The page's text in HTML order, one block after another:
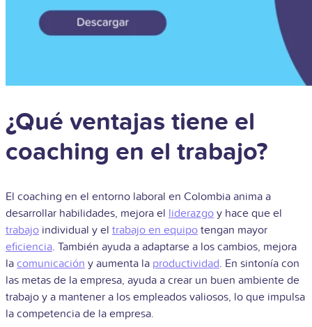
¿Qué ventajas tiene el
coaching en el trabajo?
El coaching en el entorno laboral en Colombia anima a
desarrollar habilidades, mejora el liderazgo y hace que el
trabajo individual y el trabajo en equipo tengan mayor
eficiencia. También ayuda a adaptarse a los cambios, mejora
la comunicación y aumenta la productividad. En sintonía con
las metas de la empresa, ayuda a crear un buen ambiente de
trabajo y a mantener a los empleados valiosos, lo que impulsa
la competencia de la empresa.